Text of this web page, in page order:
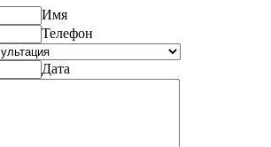
Имя
Телефон
Дата